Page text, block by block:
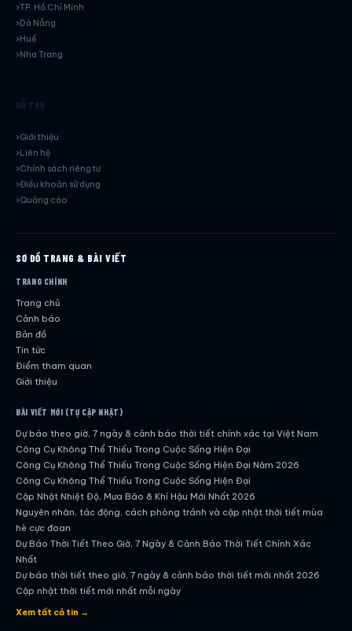
TP. Hồ Chí Minh
Dà Nẵng
Huế
Nha Trang
HỖ TRỢ
Giới thiệu
Liên hệ
Chính sách riêng tư
Điều khoản sử dụng
Quảng cáo
SƠ ĐỒ TRANG & BÀI VIẾT
TRANG CHÍNH
Trang chủ
Cảnh báo
Bản đồ
Tin tức
Điểm tham quan
Giới thiệu
BÀI VIẾT MỚI (TỰ CẬP NHẬT)
Dự báo theo giờ, 7 ngày & cảnh báo thời tiết chính xác tại Việt Nam
Công Cụ Không Thể Thiếu Trong Cuộc Sống Hiện Đại
Công Cụ Không Thể Thiếu Trong Cuộc Sống Hiện Đại Năm 2026
Công Cụ Không Thể Thiếu Trong Cuộc Sống Hiện Đại
Cập Nhật Nhiệt Độ, Mưa Bão & Khí Hậu Mới Nhất 2026
Nguyên nhân, tác động, cách phòng tránh và cập nhật thời tiết mùa
hè cực đoan
Dự Báo Thời Tiết Theo Giờ, 7 Ngày & Cảnh Báo Thời Tiết Chính Xác
Nhất
Dự báo thời tiết theo giờ, 7 ngày & cảnh báo thời tiết mới nhất 2026
Cập nhật thời tiết mới nhất mỗi ngày
Hướng dẫn đầy đủ về dự báo thời tiết hiện đại
Xem tất cả tin →